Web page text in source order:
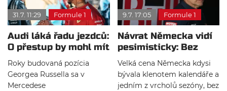
31.7. 11:29 Formule 1
Audi láká řadu jezdců:
O přestup by mohl mít
zájem i Russell
Roky budovaná pozícia
Georgea Russella sa v
Mercedese
9.7. 17:05 Formule 1
Návrat Německa vidí
pesimisticky: Bez
politiky to nepůjde
Velká cena Německa kdysi
bývala klenotem kalendáře a
jedním z vrcholů sezóny, bez